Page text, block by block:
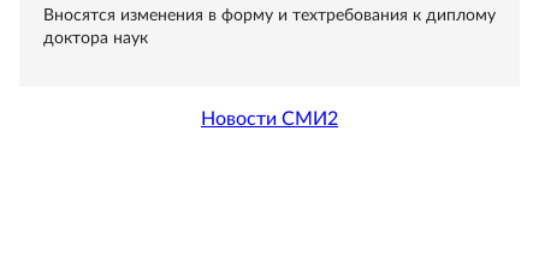
Вносятся изменения в форму и техтребования к диплому
доктора наук
Новости СМИ2